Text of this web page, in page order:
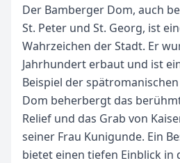
Der Bamberger Dom, auch
St. Peter und St. Georg, ist
Wahrzeichen der Stadt. Er
Jahrhundert erbaut und ist
Beispiel der
Dom beherbergt das
Relief und das Grab von
seiner Frau Kunigunde. Ein
bietet einen tiefen Einblick in